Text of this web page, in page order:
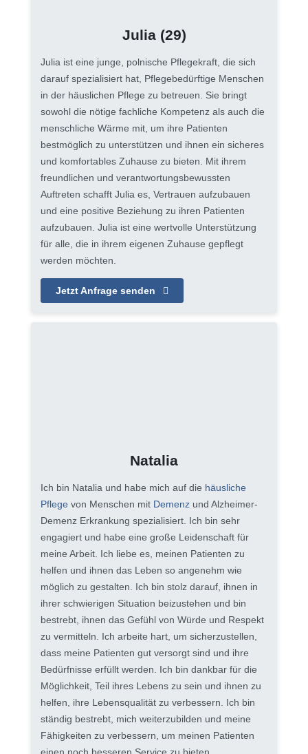
Julia (29)
Julia ist eine junge, polnische Pflegekraft, die sich
darauf spezialisiert hat, Pflegebedürftige Menschen
in der häuslichen Pflege zu betreuen. Sie bringt
sowohl die nötige fachliche Kompetenz als auch die
menschliche Wärme mit, um ihre Patienten
bestmöglich zu unterstützen und ihnen ein sicheres
und komfortables Zuhause zu bieten. Mit ihrem
freundlichen und verantwortungsbewussten
Auftreten schafft Julia es, Vertrauen aufzubauen
und eine positive Beziehung zu ihren Patienten
aufzubauen. Julia ist eine wertvolle Unterstützung
für alle, die in ihrem eigenen Zuhause gepflegt
werden möchten.
Jetzt Anfrage senden
Natalia
Ich bin Natalia und habe mich auf die häusliche
Pflege von Menschen mit Demenz und Alzheimer-
Demenz Erkrankung spezialisiert. Ich bin sehr
engagiert und habe eine große Leidenschaft für
meine Arbeit. Ich liebe es, meinen Patienten zu
helfen und ihnen das Leben so angenehm wie
möglich zu gestalten. Ich bin stolz darauf, ihnen in
ihrer schwierigen Situation beizustehen und bin
bestrebt, ihnen das Gefühl von Würde und Respekt
zu vermitteln. Ich arbeite hart, um sicherzustellen,
dass meine Patienten gut versorgt sind und ihre
Bedürfnisse erfüllt werden. Ich bin dankbar für die
Möglichkeit, Teil ihres Lebens zu sein und ihnen zu
helfen, ihre Lebensqualität zu verbessern. Ich bin
ständig bestrebt, mich weiterzubilden und meine
Fähigkeiten zu verbessern, um meinen Patienten